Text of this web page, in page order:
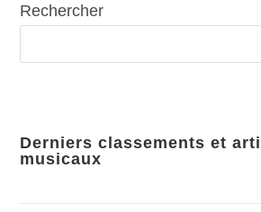
Rechercher
Derniers classements et
musicaux